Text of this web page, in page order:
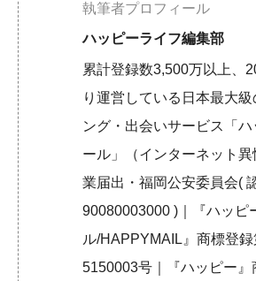
執筆者プロフィール
ハッピーライフ編集部
累計登録数3,500万以上、
り運営している日本最大級
ング・出会いサービス「ハ
ール」（インターネット
業届出・福岡公安委員会(
90080003000 )｜『ハッピ
ル/HAPPYMAIL』商標登録
5150003号｜『ハッピー』